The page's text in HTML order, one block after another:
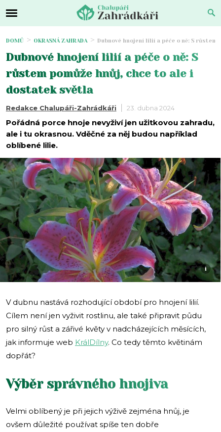
DOMŮ OKRASNÁ ZAHRADA Dubnové hnojení lilií a péče o ně: S
Dubnové hnojení lilií a péče o ně: S
růstem pomůže hnůj, chce to ale i
dostatek světla
Redakce Chalupáři-Zahrádkáři 23. dubna 2024
Pořádná porce hnoje nevyživí jen užitkovou zahradu,
ale i tu okrasnou. Vděčné za něj budou například
oblíbené lilie.
i
V dubnu nastává rozhodující období pro hnojení lilií.
Cílem není jen vyživit rostlinu, ale také připravit půdu
pro silný růst a zářivé květy v nadcházejících měsících,
jak informuje web KrálDílny. Co tedy těmto květinám
dopřát?
Výběr správného hnojiva
Velmi oblíbený je při jejich výživě zejména hnůj, je
ovšem důležité používat spíše ten dobře